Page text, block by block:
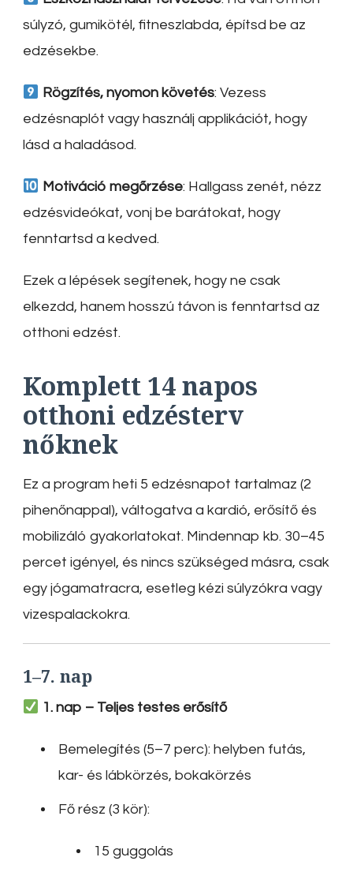
súlyzó, gumikötél, fitneszlabda, építsd be az
edzésekbe.
Rögzítés, nyomon követés: Vezess
edzésnaplót vagy használj applikációt, hogy
lásd a haladásod.
Motiváció megőrzése: Hallgass zenét, nézz
edzésvideókat, vonj be barátokat, hogy
fenntartsd a kedved.
Ezek a lépések segítenek, hogy ne csak
elkezdd, hanem hosszú távon is fenntartsd az
otthoni edzést.
Komplett 14 napos
otthoni edzésterv
nőknek
Ez a program heti 5 edzésnapot tartalmaz (2
pihenőnappal), váltogatva a kardió, erősítő és
mobilizáló gyakorlatokat. Mindennap kb. 30–45
percet igényel, és nincs szükséged másra, csak
egy jógamatracra, esetleg kézi súlyzókra vagy
vizespalackokra.
1–7. nap
1. nap – Teljes testes erősítő
Bemelegítés (5–7 perc): helyben futás,
kar- és lábkörzés, bokakörzés
Fő rész (3 kör):
15 guggolás